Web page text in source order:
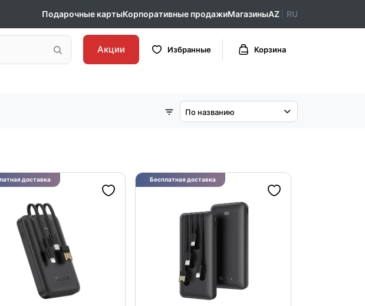
Подарочные картыКорпоративные продажиМагазиныAZ RU
Акции Избранные Корзина
По названию
доставка Бесплатная доставка